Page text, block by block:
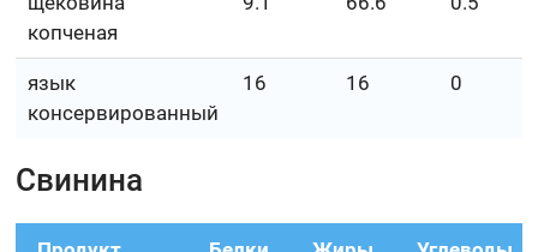
копченая
язык
консервированный
16 16 0
Свинина